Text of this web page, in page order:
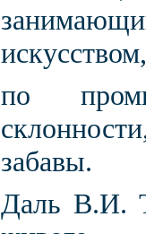
по
забавы.
Даль В.И.